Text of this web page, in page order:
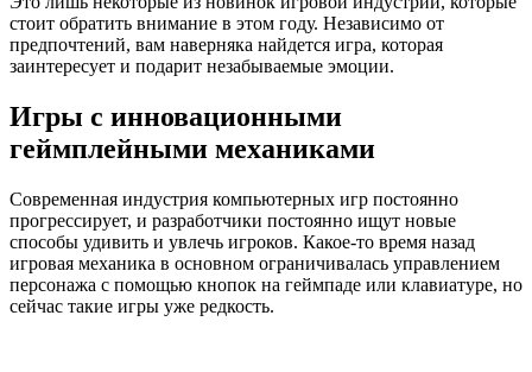
стоит обратить внимание в этом году. Независимо от
предпочтений, вам наверняка найдется игра, которая
заинтересует и подарит незабываемые эмоции.
Игры с инновационными
геймплейными механиками
Современная индустрия компьютерных игр постоянно
прогрессирует, и разработчики постоянно ищут новые
способы удивить и увлечь игроков. Какое-то время назад
игровая механика в основном ограничивалась управлением
персонажа с помощью кнопок на геймпаде или клавиатуре, но
сейчас такие игры уже редкость.